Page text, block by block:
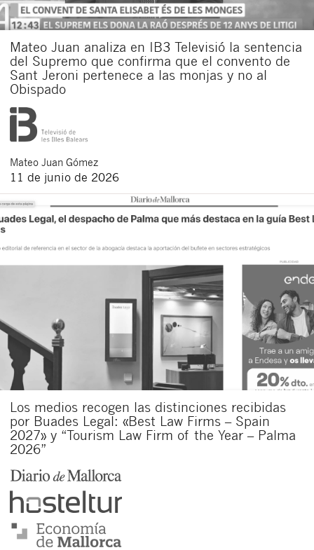
Mateo Juan analiza en IB3 Televisió la sentencia
del Supremo que confirma que el convento de
Sant Jeroni pertenece a las monjas y no al
Obispado
Mateo Juan Gómez
11 de junio de 2026
Los medios recogen las distinciones recibidas
por Buades Legal: «Best Law Firms – Spain
2027» y “Tourism Law Firm of the Year – Palma
2026”